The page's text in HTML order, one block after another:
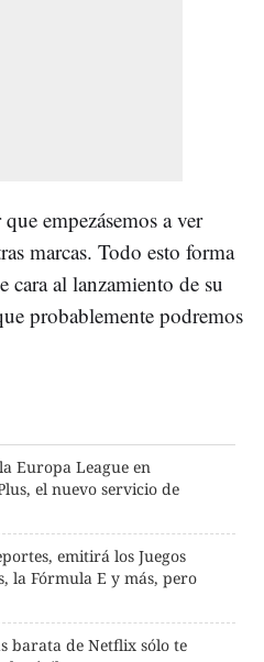
empezásemos a ver
marcas. Todo esto forma
cara al lanzamiento de su
probablemente podremos
Europa League en
el nuevo servicio de
emitirá los Juegos
la Fórmula E y más, pero
barata de Netflix sólo te